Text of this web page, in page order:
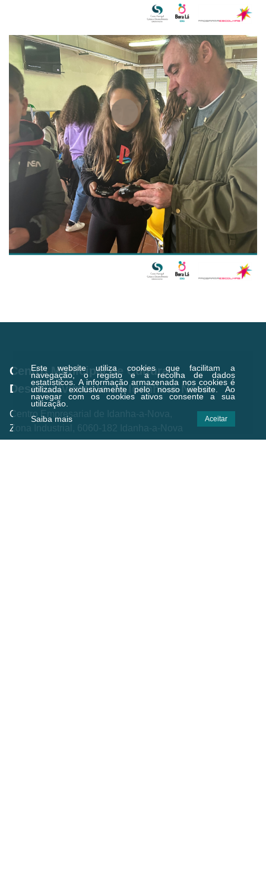
Este website utiliza cookies que facilitam a
navegação, o registo e a recolha de dados
estatísticos.A informação armazenada nos cookies é
utilizada exclusivamente pelo nosso website. Ao
navegar com os cookies ativos consente a sua
utilização.
Saiba mais
Aceitar
Centro Municipal de Cultura e
Desenvolvimento de Idanha-a-Nova
Centro Empresarial de Idanha-a-Nova,
Zona Industrial, 6060-182 Idanha-a-Nova